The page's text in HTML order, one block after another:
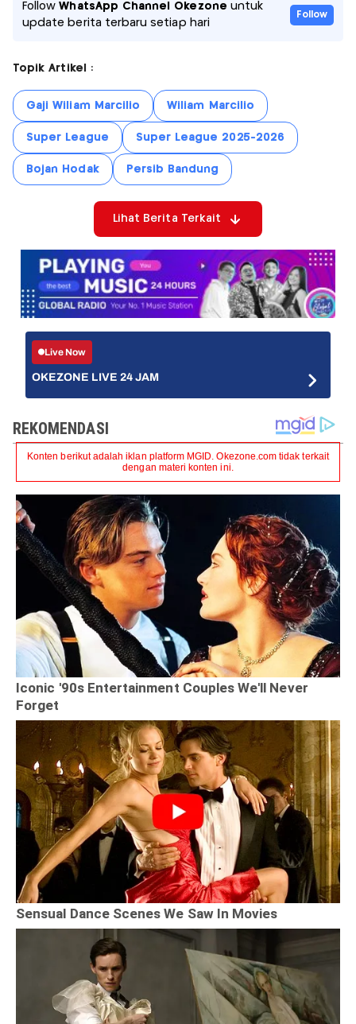
FollowWhatsApp Channel Okezone untuk
update berita terbaru setiap hari
Follow
Topik Artikel :
Gaji Wiliam Marcilio Wiliam Marcilio
Super League Super League 2025-2026
Bojan Hodak Persib Bandung
Lihat Berita Terkait
Live Now
OKEZONE LIVE 24 JAM